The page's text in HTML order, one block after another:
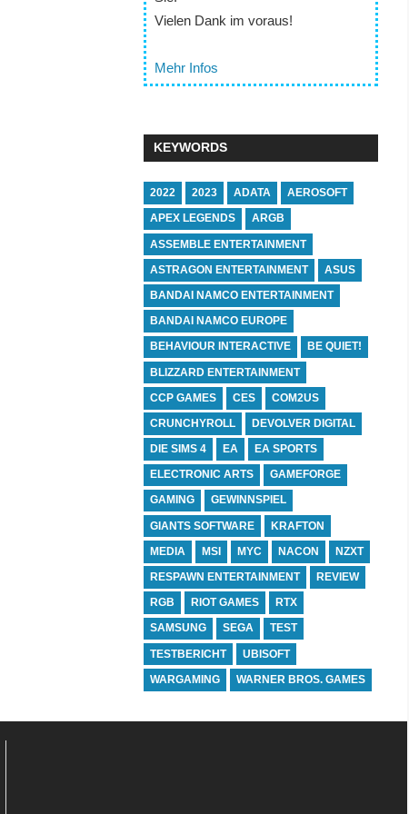
Vielen Dank im voraus!
Mehr Infos
KEYWORDS
2022 2023 ADATA AEROSOFT
APEX LEGENDS ARGB
ASSEMBLE ENTERTAINMENT
ASTRAGON ENTERTAINMENT ASUS
BANDAI NAMCO ENTERTAINMENT
BANDAI NAMCO EUROPE
BEHAVIOUR INTERACTIVE BE QUIET!
BLIZZARD ENTERTAINMENT
CCP GAMES CES COM2US
CRUNCHYROLL DEVOLVER DIGITAL
DIE SIMS 4 EA EA SPORTS
ELECTRONIC ARTS GAMEFORGE
GAMING GEWINNSPIEL
GIANTS SOFTWARE KRAFTON
MEDIA MSI MYC NACON NZXT
RESPAWN ENTERTAINMENT REVIEW
RGB RIOT GAMES RTX
SAMSUNG SEGA TEST
TESTBERICHT UBISOFT
WARGAMING WARNER BROS. GAMES